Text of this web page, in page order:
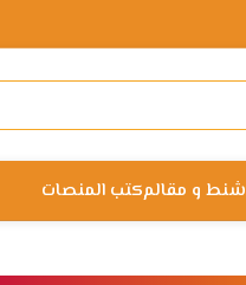
شنط و مقالمكتب المنصات